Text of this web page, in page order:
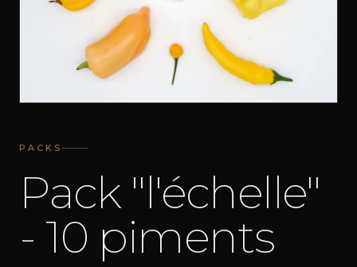
PACKS
Pack "l'échelle"
- 10 piments